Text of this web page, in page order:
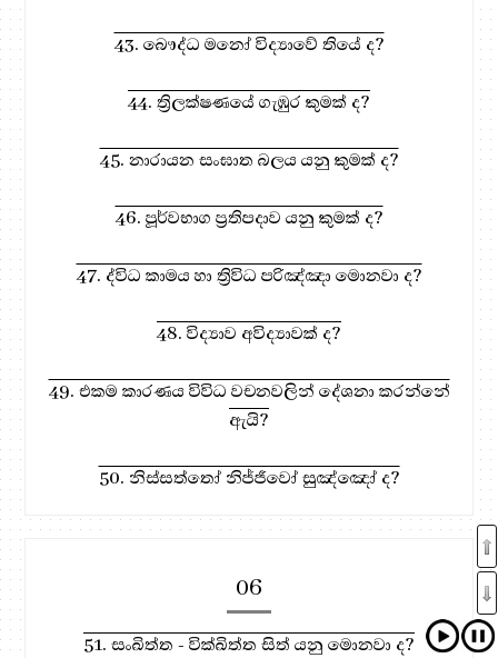
43. බෞද්ධ මනෝ විද්‍යාවේ තියේ ද?
44. ත්‍රිලක්ෂණයේ ගැඹුර කුමක් ද?
45. නාරායන සංඝාත බලය යනු කුමක් ද?
46. පූර්වභාග ප්‍රතිපදාව යනු කුමක් ද?
47. ද්විධ කාමය හා ත්‍රිවිධ පරිඤ්ඤා මොනවා ද?
48. විද්‍යාව අවිද්‍යාවක් ද?
49. එකම කාරණය විවිධ වචනවලින් දේශනා කරන්නේ
ඇයි?
50. නිස්සත්තෝ නිජ්ජීවෝ සුඤ්ඤෝ ද?
06
51. සංඛිත්ත - වික්ඛිත්ත සිත් යනු මොනවා ද?